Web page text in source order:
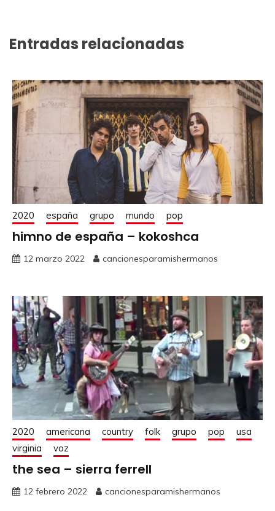
Entradas relacionadas
2020 españa grupo mundo pop
himno de españa – kokoshca
12 marzo 2022 cancionesparamishermanos
2020 americana country folk grupo pop
usa
virginia
voz
the sea – sierra ferrell
12 febrero 2022 cancionesparamishermanos